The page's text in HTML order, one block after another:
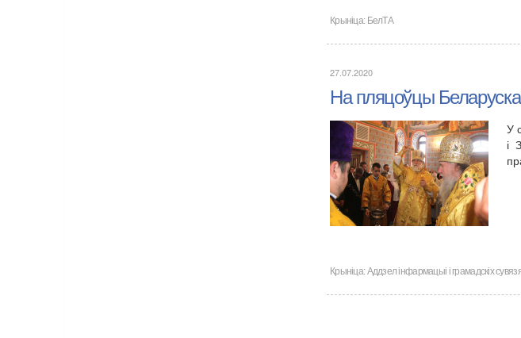
Крыніца: БелТА
27.07.2020
На пляцоўцы
У
і
Крыніца: Аддзел інфармацыі і грамадскіх